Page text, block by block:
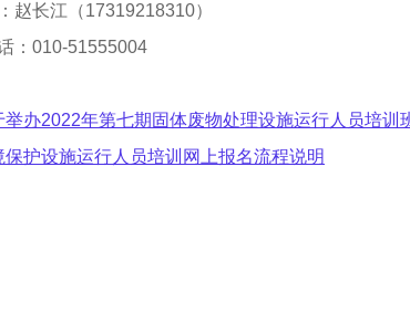
赵长江（17319218310）
： 010-51555004
举办2022年第七期固体废物处理设施运行人员培训
保护设施运行人员培训网上报名流程说明